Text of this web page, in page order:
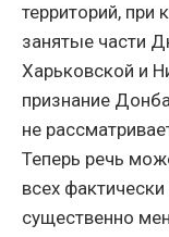
территорий, при
занятые части
Харьковской и
признание
не
Теперь речь
всех
существенно